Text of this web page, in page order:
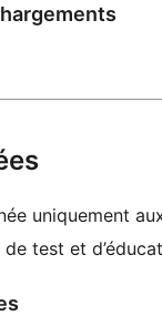
uniquement
test et